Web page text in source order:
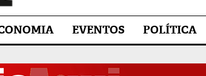
EVENTOS POLÍTICA